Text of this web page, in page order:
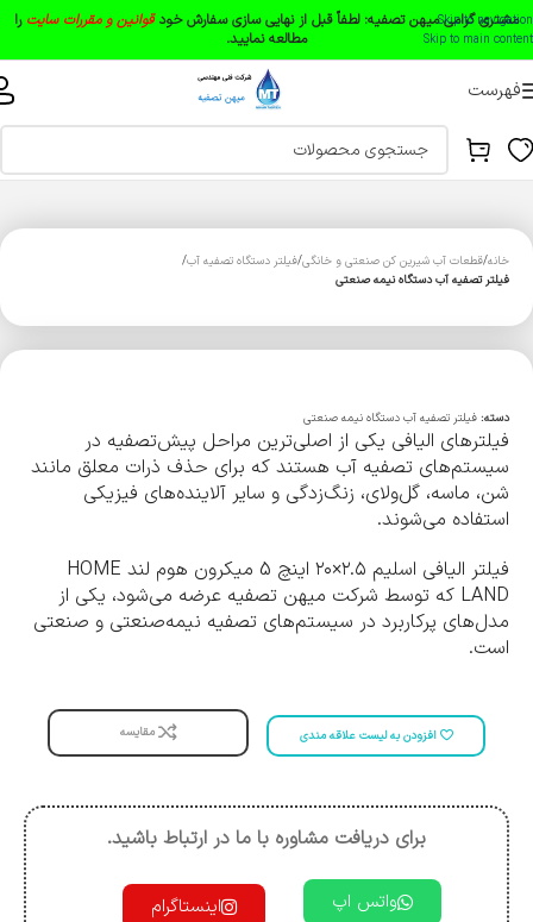
Skip to navigation
Skip to main content
مشتری گرامی میهن تصفیه: لطفاً قبل از نهایی سازی سفارش خودقوانین و مقررات سایت را
مطالعه نمایید.
فهرست
خانه قطعات آب شیرین کن صنعتی و خانگی فیلتر دستگاه تصفیه آب
فیلتر تصفیه آب دستگاه نیمه صنعتی
دسته: فیلتر تصفیه آب دستگاه نیمه صنعتی
فیلترهای الیافی یکی از اصلی‌ترین مراحل پیش‌تصفیه در
سیستم‌های تصفیه آب هستند که برای حذف ذرات معلق مانند
شن، ماسه، گل‌ولای، زنگ‌زدگی و سایر آلاینده‌های فیزیکی
استفاده می‌شوند.
فیلتر الیافی اسلیم ۲.۵×۲۰ اینچ 5 میکرون هوم لند HOME
LAND که توسط شرکت میهن تصفیه عرضه می‌شود، یکی از
مدل‌های پرکاربرد در سیستم‌های تصفیه نیمه‌صنعتی و صنعتی
است.
افزودن به لیست علاقه مندی مقایسه
برای دریافت مشاوره با ما در ارتباط باشید.
واتس اپ اینستاگرام